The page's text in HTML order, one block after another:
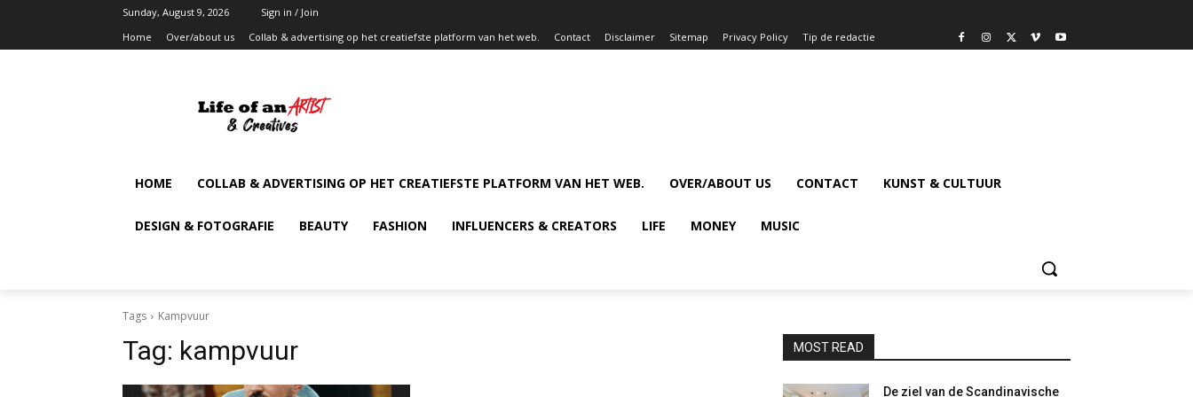
Sunday, August 9, 2026
Sign in / Join
Home
Over/about us Collab & advertising op het creatiefste platform van het web. Contact Disclaimer Sitemap Privacy Policy Tip de redactie
HOME COLLAB & ADVERTISING OP HET CREATIEFSTE PLATFORM VAN HET WEB. OVER/ABOUT US CONTACT KUNST & CULTUUR
DESIGN & FOTOGRAFIE BEAUTY FASHION INFLUENCERS & CREATORS LIFE MONEY MUSIC
Tags Kampvuur
Tag: kampvuur MOST READ
De ziel van de Scandinavische